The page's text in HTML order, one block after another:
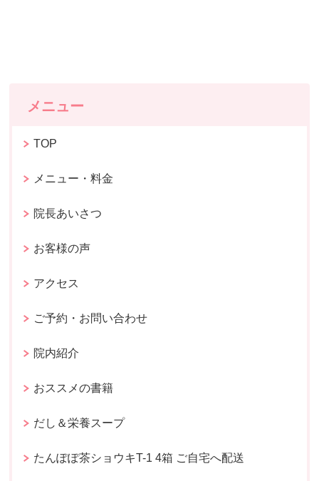
メニュー
TOP
メニュー・料金
院長あいさつ
お客様の声
アクセス
ご予約・お問い合わせ
院内紹介
おススメの書籍
だし＆栄養スープ
たんぽぽ茶ショウキT-1 4箱 ご自宅へ配送